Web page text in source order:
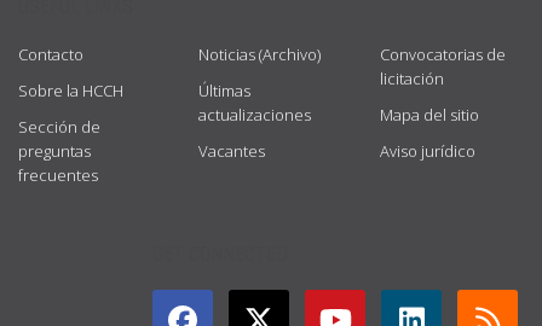
Contacto
Sobre la HCCH
Sección de
preguntas
frecuentes
Noticias (Archivo)
Últimas
actualizaciones
Vacantes
Convocatorias de
licitación
Mapa del sitio
Aviso jurídico